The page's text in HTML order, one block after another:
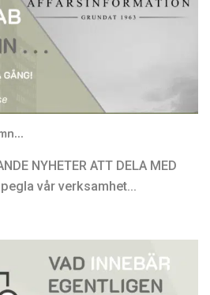
NYHETER ATT DELA MED
vår verksamhet...